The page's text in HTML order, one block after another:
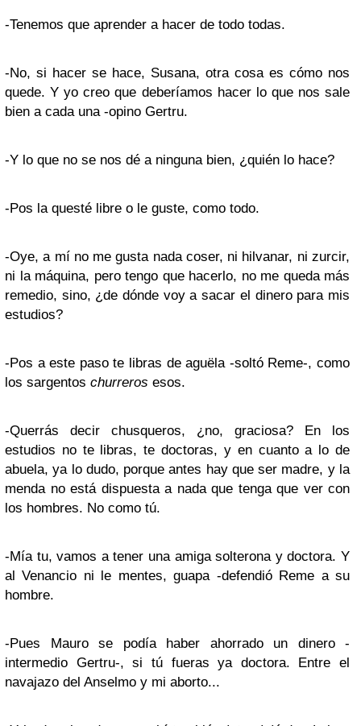
-Tenemos que aprender a hacer de todo todas.
-No, si hacer se hace, Susana, otra cosa es cómo nos
quede. Y yo creo que deberíamos hacer lo que nos sale
bien a cada una -opino Gertru.
-Y lo que no se nos dé a ninguna bien, ¿quién lo hace?
-Pos la questé libre o le guste, como todo.
-Oye, a mí no me gusta nada coser, ni hilvanar, ni zurcir,
ni la máquina, pero tengo que hacerlo, no me queda más
remedio, sino, ¿de dónde voy a sacar el dinero para mis
estudios?
-Pos a este paso te libras de aguëla -soltó Reme-, como
los sargentos churreros esos.
-Querrás decir chusqueros, ¿no, graciosa? En los
estudios no te libras, te doctoras, y en cuanto a lo de
abuela, ya lo dudo, porque antes hay que ser madre, y la
menda no está dispuesta a nada que tenga que ver con
los hombres. No como tú.
-Mía tu, vamos a tener una amiga solterona y doctora. Y
al Venancio ni le mentes, guapa -defendió Reme a su
hombre.
-Pues Mauro se podía haber ahorrado un dinero -
intermedio Gertru-, si tú fueras ya doctora. Entre el
navajazo del Anselmo y mi aborto...